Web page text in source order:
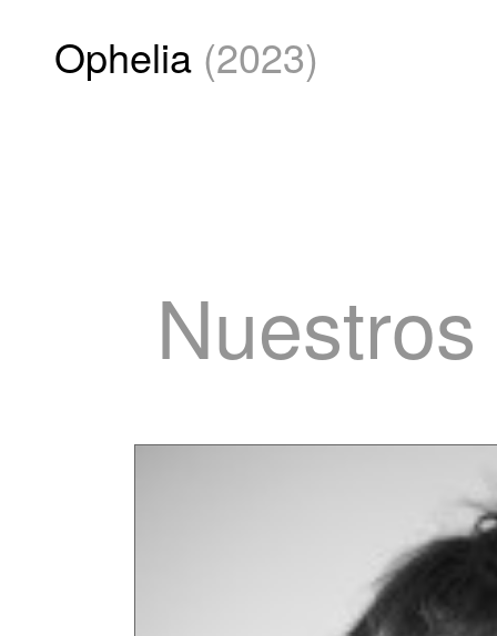
Ophelia (2023)